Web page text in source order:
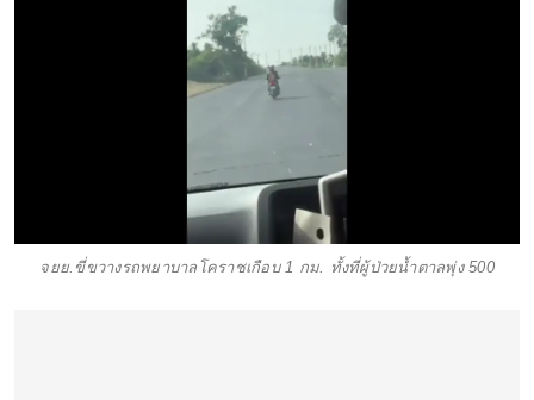
จยย.ขี่ขวางรถพยาบาลโคราชเกือบ 1 กม. ทั้งที่ผู้ป่วยน้ำตาลพุ่ง 500